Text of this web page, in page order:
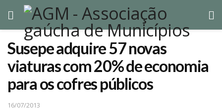
Susepe adquire 57 novas
viaturas com 20% de economia
para os cofres públicos
16/07/2013